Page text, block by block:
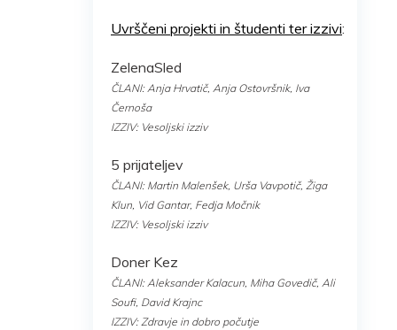
Uvrščeni projekti in študenti ter izzivi:
ZelenaSled
ČLANI: Anja Hrvatič, Anja Ostovršnik, Iva
Černoša
IZZIV: Vesoljski izziv
5 prijateljev
ČLANI: Martin Malenšek, Urša Vavpotič, Žiga
Klun, Vid Gantar, Fedja Močnik
IZZIV: Vesoljski izziv
Doner Kez
ČLANI: Aleksander Kalacun, Miha Govedič, Ali
Soufi, David Krajnc
IZZIV: Zdravje in dobro počutje